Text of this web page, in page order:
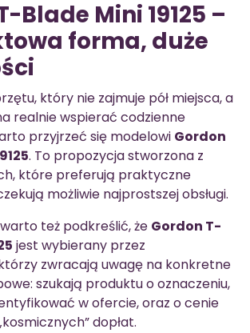
Blade Mini 19125 –
forma, duże
który nie zajmuje pół miejsca, a
realnie wspierać codzienne
przyjrzeć się modelowi Gordon
. To propozycja stworzona z
które preferują praktyczne
możliwie najprostszej obsługi.
też podkreślić, że Gordon T-
jest wybierany przez
zwracają uwagę na konkretne
szukają produktu o oznaczeniu,
w ofercie, oraz o cenie
dopłat.